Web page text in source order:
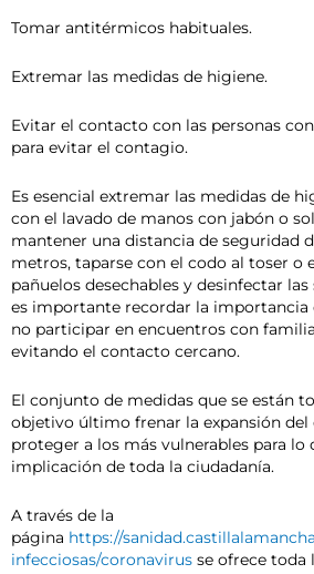
Tomar antitérmicos habituales.
Extremar las medidas de higiene.
Evitar el contacto con las personas
para evitar el contagio.
Es esencial extremar las medidas de
con el lavado de manos con jabón o
mantener una distancia de seguridad
metros, taparse con el codo al toser o
pañuelos desechables y desinfectar
es importante recordar la importancia
no participar en encuentros con
evitando el contacto cercano.
El conjunto de medidas que se están
objetivo último frenar la expansión del
proteger a los más vulnerables para lo
implicación de toda la ciudadanía.
A través de la
página https://
infecciosas/coronavirus se ofrece toda